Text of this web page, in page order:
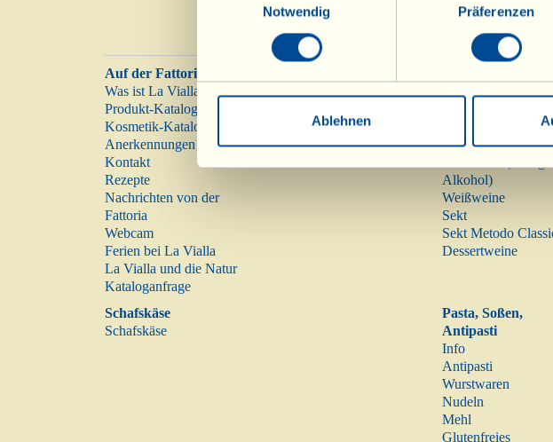
Notwendig
Präferenzen
Ablehnen
Auf der Fattoria
Was ist La Vialla
Produkt-Katalog
Kosmetik-Katalog
Anerkennungen
Kontakt
Rezepte
Nachrichten von der
Fattoria
Webcam
Ferien bei La Vialla
La Vialla und die Natur
Kataloganfrage
Roséweine
Alkohol)
Weißweine
Sekt
Sekt Metodo
Dessertweine
Schafskäse
Schafskäse
Pasta, Soßen,
Antipasti
Info
Antipasti
Wurstwaren
Nudeln
Mehl
Glutenfreies